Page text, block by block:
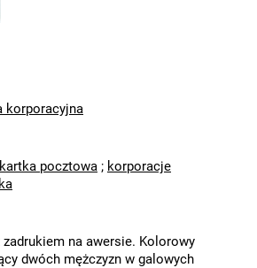
korporacyjna
kartka pocztowa ; korporacje
na awersie. Kolorowy
dwóch mężczyzn w galowych